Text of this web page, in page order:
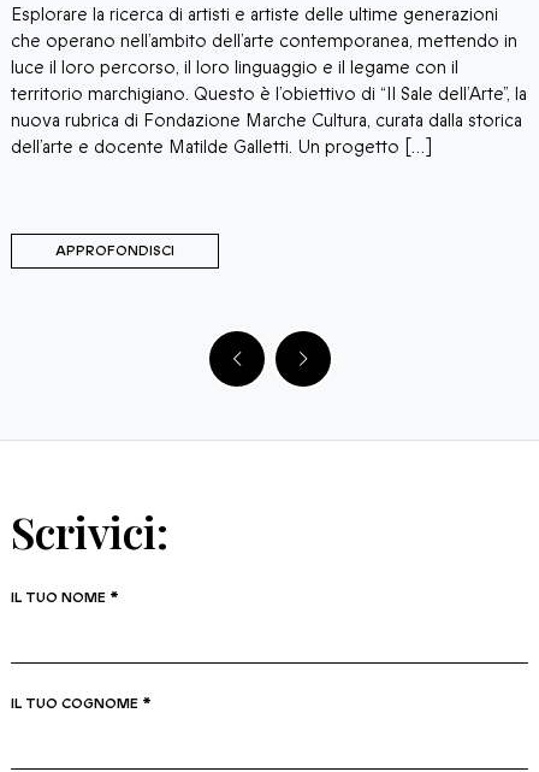
Esplorare la ricerca di artisti e artiste delle ultime generazioni
che operano nell’ambito dell’arte contemporanea, mettendo in
luce il loro percorso, il loro linguaggio e il legame con il
territorio marchigiano. Questo è l’obiettivo di “Il Sale dell’Arte”, la
nuova rubrica di Fondazione Marche Cultura, curata dalla storica
dell’arte e docente Matilde Galletti. Un progetto […]
APPROFONDISCI
Scrivici:
IL TUO NOME *
IL TUO COGNOME *